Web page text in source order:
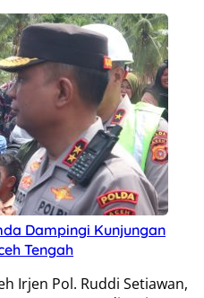
Dampingi Kunjungan
Tengah
Irjen Pol. Ruddi Setiawan,